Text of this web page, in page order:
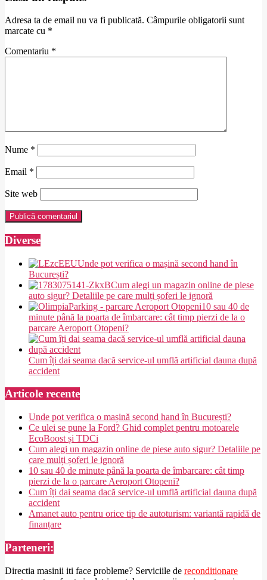
Adresa ta de email nu va fi publicată. Câmpurile obligatorii sunt
marcate cu *
Comentariu *
Nume *
Email *
Site web
Diverse
Unde pot verifica o mașină second hand în
București?
Cum alegi un magazin online de piese
auto sigur? Detaliile pe care mulți șoferi le ignoră
10 sau 40 de
minute până la poarta de îmbarcare: cât timp pierzi de la o
parcare Aeroport Otopeni?
Cum îți dai seama dacă service-ul umflă artificial dauna după
accident
Articole recente
Unde pot verifica o mașină second hand în București?
Ce ulei se pune la Ford? Ghid complet pentru motoarele
EcoBoost și TDCi
Cum alegi un magazin online de piese auto sigur? Detaliile pe
care mulți șoferi le ignoră
10 sau 40 de minute până la poarta de îmbarcare: cât timp
pierzi de la o parcare Aeroport Otopeni?
Cum îți dai seama dacă service-ul umflă artificial dauna după
accident
Amanet auto pentru orice tip de autoturism: variantă rapidă de
finanțare
Parteneri:
Directia masinii iti face probleme? Serviciile de reconditionare